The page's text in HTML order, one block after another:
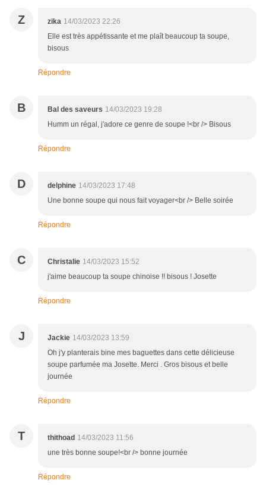
Z zika 14/03/2023 22:26
Elle est très appétissante et me plaît beaucoup ta soupe,
bisous
Répondre
B Bal des saveurs 14/03/2023 19:28
Humm un régal, j'adore ce genre de soupe !<br /> Bisous
Répondre
D delphine 14/03/2023 17:48
Une bonne soupe qui nous fait voyager<br /> Belle soirée
Répondre
C Christalie 14/03/2023 15:52
j'aime beaucoup ta soupe chinoise !! bisous ! Josette
Répondre
J Jackie 14/03/2023 13:59
Oh j'y planterais bine mes baguettes dans cette délicieuse
soupe parfumée ma Josette. Merci . Gros bisous et belle
journée
Répondre
T thithoad 14/03/2023 11:56
une très bonne soupe!<br /> bonne journée
Répondre